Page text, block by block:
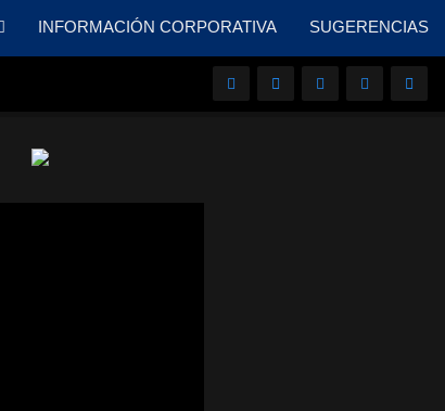
INFORMACIÓN CORPORATIVA SUGERENCIAS